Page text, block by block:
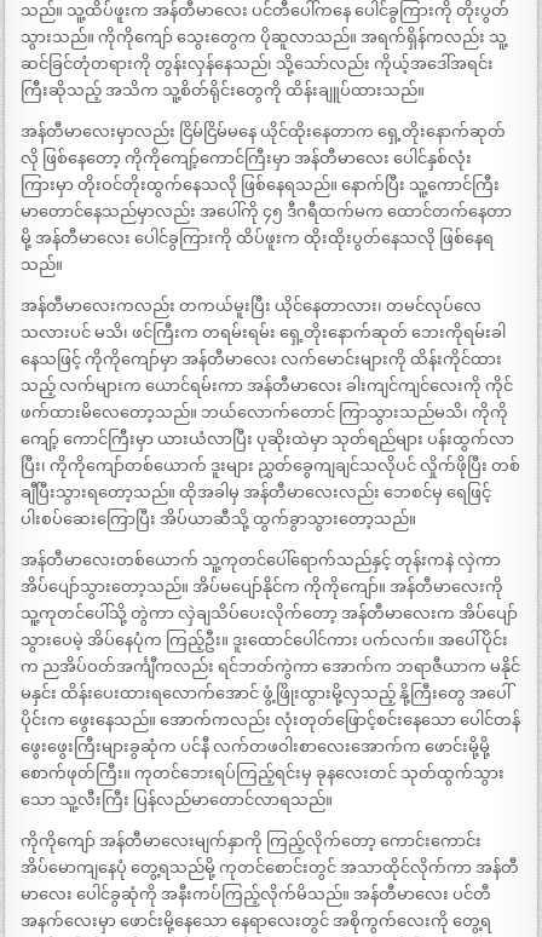
သည်။ သူ့ထိပ်ဖူးက အန်တီမာလေး ပင်တီပေါ်ကနေ ပေါင်ခွကြားကို တိုးပွတ်
သွားသည်။ ကိုကိုကျော် သွေးတွေက ပိုဆူလာသည်။ အရက်ရှိန်ကလည်း သူ့
ဆင်ခြင်တုံတရားကို တွန်းလှန်နေသည်၊ သို့သော်လည်း ကိုယ့်အဒေါ်အရင်း
ကြီးဆိုသည့် အသိက သူ့စိတ်ရိုင်းတွေကို ထိန်းချူပ်ထားသည်။
အန်တီမာလေးမှာလည်း ငြိမ်ငြိမ်မနေ ယိုင်ထိုးနေတာက ရှေ့တိုးနောက်ဆုတ်
လို ဖြစ်နေတော့ ကိုကိုကျော့်ကောင်ကြီးမှာ အန်တီမာလေး ပေါင်နှစ်လုံး
ကြားမှာ တိုးဝင်တိုးထွက်နေသလို ဖြစ်နေရသည်။ နောက်ပြီး သူ့ကောင်ကြီး
မာတောင်နေသည်မှာလည်း အပေါ်ကို ၄၅ ဒီဂရီထက်မက ထောင်တက်နေတာ
မို့ အန်တီမာလေး ပေါင်ခွကြားကို ထိပ်ဖူးက ထိုးထိုးပွတ်နေသလို ဖြစ်နေရ
သည်။
အန်တီမာလေးကလည်း တကယ်မူးပြီး ယိုင်နေတာလား၊ တမင်လုပ်လေ
သလားပင် မသိ၊ ဖင်ကြီးက တရမ်းရမ်း ရှေ့တိုးနောက်ဆုတ် ဘေးကိုရမ်းခါ
နေသဖြင့် ကိုကိုကျော်မှာ အန်တီမာလေး လက်မောင်းများကို ထိန်းကိုင်ထား
သည့် လက်များက ယောင်ရမ်းကာ အန်တီမာလေး ခါးကျင်ကျင်လေးကို ကိုင်
ဖက်ထားမိလေတော့သည်။ ဘယ်လောက်တောင် ကြာသွားသည်မသိ၊ ကိုကို
ကျော့် ကောင်ကြီးမှာ ယားယံလာပြီး ပုဆိုးထဲမှာ သုတ်ရည်များ ပန်းထွက်လာ
ပြီး၊ ကိုကိုကျော်တစ်ယောက် ဒူးများ ညွှတ်ခွေကျချင်သလိုပင် လှိုက်ဖိုပြီး တစ်
ချီပြီးသွားရတော့သည်။ ထိုအခါမှ အန်တီမာလေးလည်း ဘေစင်မှ ရေဖြင့်
ပါးစပ်ဆေးကြောပြီး အိပ်ယာဆီသို့ ထွက်ခွာသွားတော့သည်။
အန်တီမာလေးတစ်ယောက် သူ့ကုတင်ပေါ်ရောက်သည်နှင့် တုန်းကနဲ လှဲကာ
အိပ်ပျော်သွားတော့သည်။ အိပ်မပျော်နိုင်က ကိုကိုကျော်။ အန်တီမာလေးကို
သူ့ကုတင်ပေါ်သို့ တွဲကာ လှဲချသိပ်ပေးလိုက်တော့ အန်တီမာလေးက အိပ်ပျော်
သွားပေမဲ့ အိပ်နေပုံက ကြည့်ဦး။ ဒူးထောင်ပေါင်ကား ပက်လက်။ အပေါ်ပိုင်း
က ညအိပ်ဝတ်အင်္ကျီကလည်း ရင်ဘတ်ကွဲကာ အောက်က ဘရာဇီယာက မနိုင်
မနှင်း ထိန်းပေးထားရလောက်အောင် ဖွံ့ဖြိုးထွားမို့လှသည့် နို့ကြီးတွေ အပေါ်
ပိုင်းက ဖွေးနေသည်။ အောက်ကလည်း လုံးတုတ်ဖြောင့်စင်းနေသော ပေါင်တန်
ဖွေးဖွေးကြီးများခွဆုံက ပင်နီ လက်တဖဝါးစာလေးအောက်က ဖောင်းမို့မို့
စောက်ဖုတ်ကြီး။ ကုတင်ဘေးရပ်ကြည့်ရင်းမှ ခုနလေးတင် သုတ်ထွက်သွား
သော သူ့လီးကြီး ပြန်လည်မာတောင်လာရသည်။
ကိုကိုကျော် အန်တီမာလေးမျက်နှာကို ကြည့်လိုက်တော့ ကောင်းကောင်း
အိပ်မောကျနေပုံ တွေ့ရသည်မို့ ကုတင်စောင်းတွင် အသာထိုင်လိုက်ကာ အန်တီ
မာလေး ပေါင်ခွဆုံကို အနီးကပ်ကြည့်လိုက်မိသည်။ အန်တီမာလေး ပင်တီ
အနက်လေးမှာ ဖောင်းမို့နေသော နေရာလေးတွင် အစိုကွက်လေးကို တွေ့ရ